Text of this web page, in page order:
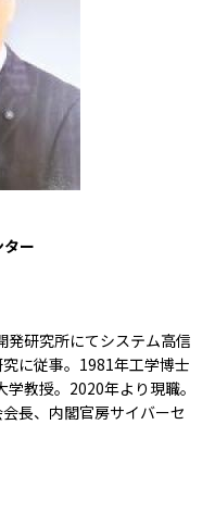
ー
発研究所にてシステム高信
に従事。1981年工学博士
教授。2020年より現職。
長、内閣官房サイバーセ